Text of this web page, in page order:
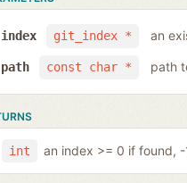
git_index *
index an
const char *
path path
int an index >= 0 if found, -